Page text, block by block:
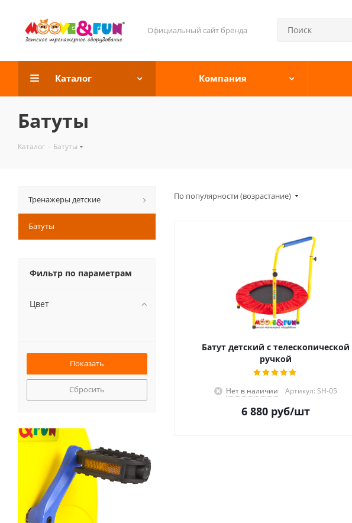
Официальный сайт бренда
Каталог Компания
Батуты
Каталог - Батуты
По популярности (возрастание)
Батут детский с телескопической
ручкой
Нет в наличии Артикул: SH-05
6 880руб/шт
Тренажеры детские
Батуты
Фильтр по параметрам
Цвет
Сбросить